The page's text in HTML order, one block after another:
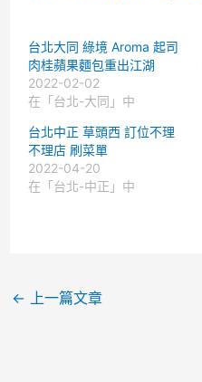
台北大同 綠境 Aroma 起司
肉桂蘋果麵包重出江湖
2022-02-02
在「台北-大同」中
台北中正 草頭西 訂位不理
不理店 刷菜單
2022-04-20
在「台北-中正」中
← 上一篇文章